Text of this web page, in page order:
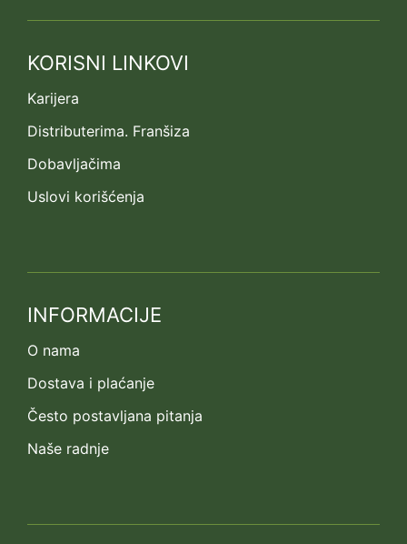
KORISNI LINKOVI
Karijera
Distributerima. Franšiza
Dobavljačima
Uslovi korišćenja
INFORMACIJE
O nama
Dostava i plaćanje
Često postavljana pitanja
Naše radnje